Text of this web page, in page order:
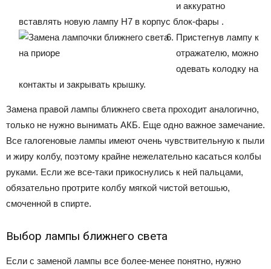
и аккуратно
вставлять новую лампу Н7 в корпус блок-фары .
Пристегнув лампу к
отражателю, можно
одевать колодку на
контакты и закрывать крышку.
Замена правой лампы ближнего света проходит аналогично,
только не нужно вынимать АКБ. Еще одно важное замечание.
Все галогеновые лампы имеют очень чувствительную к пыли
и жиру колбу, поэтому крайне нежелательно касаться колбы
руками. Если же все-таки прикоснулись к ней пальцами,
обязательно протрите колбу мягкой чистой ветошью,
смоченной в спирте.
Выбор лампы ближнего света
Если с заменой лампы все более-менее понятно, нужно